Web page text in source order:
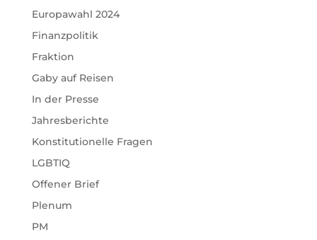
Europawahl 2024
Finanzpolitik
Fraktion
Gaby auf Reisen
In der Presse
Jahresberichte
Konstitutionelle Fragen
LGBTIQ
Offener Brief
Plenum
PM